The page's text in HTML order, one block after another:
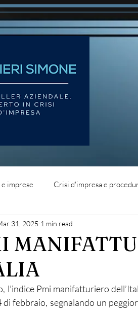
imprese Crisi d'impresa e
Blog - liquidità aziendale
31, 2025 1 min read
l’indice Pmi manifatturiero
di febbraio, segnalando un